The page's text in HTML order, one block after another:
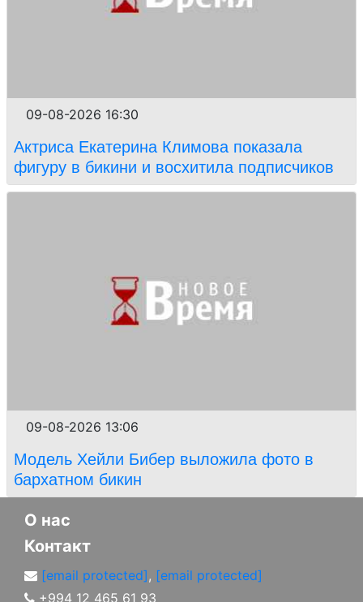
09-08-2026 16:30
Актриса Екатерина Климова показала
фигуру в бикини и восхитила подписчиков
09-08-2026 13:06
Модель Хейли Бибер выложила фото в
бархатном бикин
О нас
Контакт
[email protected], [email protected]
+994 12 465 61 93